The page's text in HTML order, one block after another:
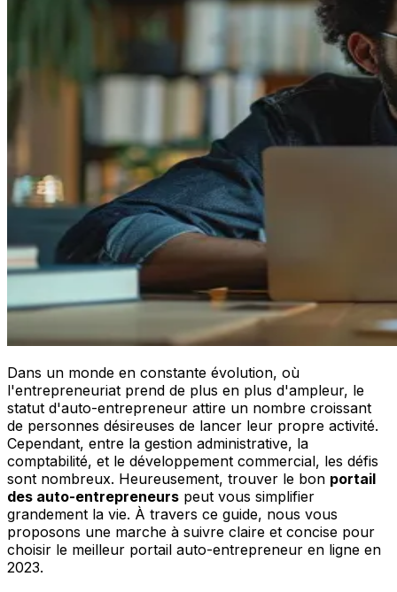
Dans un monde en constante évolution, où
l'entrepreneuriat prend de plus en plus d'ampleur, le
statut d'auto-entrepreneur attire un nombre croissant
de personnes désireuses de lancer leur propre activité.
Cependant, entre la gestion administrative, la
comptabilité, et le développement commercial, les défis
sont nombreux. Heureusement, trouver le bon portail
des auto-entrepreneurs peut vous simplifier
grandement la vie. À travers ce guide, nous vous
proposons une marche à suivre claire et concise pour
choisir le meilleur portail auto-entrepreneur en ligne en
2023.